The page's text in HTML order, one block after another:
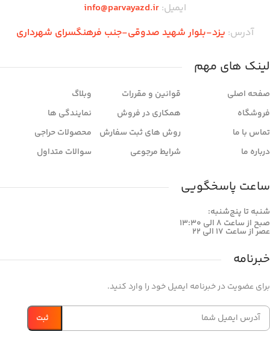
ایمیل: info@parvayazd.ir
آدرس: یزد-بلوار شهید صدوقی-جنب فرهنگسرای شهرداری
لینک های مهم
صفحه اصلی
فروشگاه
تماس با ما
درباره ما
قوانین و مقررات
همکاری در فروش
روش های ثبت سفارش
شرایط مرجوعی
وبلاگ
نمایندگی ها
محصولات حراجی
سوالات متداول
ساعت پاسخگویی
شنبه تا پنج‌شنبه:
صبح از ساعت 8 الی 13:30
عصر از ساعت 17 الی 22
خبرنامه
برای عضویت در خبرنامه ایمیل خود را وارد کنید.